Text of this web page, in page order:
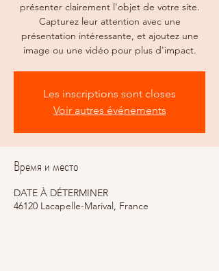
présenter clairement l'objet de votre site.
Capturez leur attention avec une
présentation intéressante, et ajoutez une
image ou une vidéo pour plus d'impact.
Les inscriptions sont closes
Voir autres événements
Время и место
DATE À DÉTERMINER
46120 Lacapelle-Marival, France